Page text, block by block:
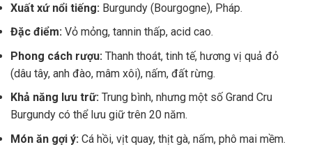
Xuất xứ nổi tiếng: Burgundy (Bourgogne), Pháp.
Đặc điểm: Vỏ mỏng, tannin thấp, acid cao.
Phong cách rượu: Thanh thoát, tinh tế, hương vị quả đỏ
(dâu tây, anh đào, mâm xôi), nấm, đất rừng.
Khả năng lưu trữ: Trung bình, nhưng một số Grand Cru
Burgundy có thể lưu giữ trên 20 năm.
Món ăn gợi ý: Cá hồi, vịt quay, thịt gà, nấm, phô mai mềm.